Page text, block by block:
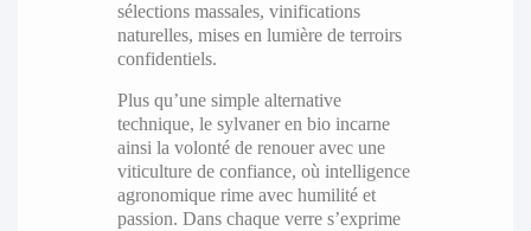
sélections massales, vinifications
naturelles, mises en lumière de terroirs
confidentiels.
Plus qu’une simple alternative
technique, le sylvaner en bio incarne
ainsi la volonté de renouer avec une
viticulture de confiance, où intelligence
agronomique rime avec humilité et
passion. Dans chaque verre s’exprime